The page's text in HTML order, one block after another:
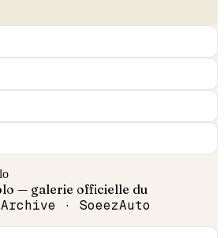
— galerie officielle du
Archive · SoeezAuto